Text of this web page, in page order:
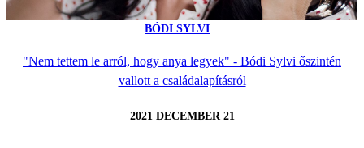
BÓDI SYLVI
"Nem tettem le arról, hogy anya legyek" - Bódi Sylvi őszintén
vallott a családalapításról
2021 DECEMBER 21